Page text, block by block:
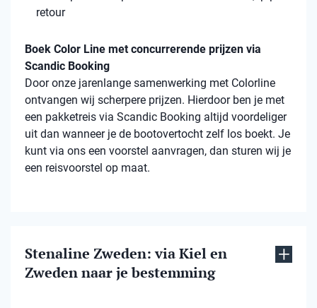
retour
Boek Color Line met concurrerende prijzen via
Scandic Booking
Door onze jarenlange samenwerking met Colorline
ontvangen wij scherpere prijzen. Hierdoor ben je met
een pakketreis via Scandic Booking altijd voordeliger
uit dan wanneer je de bootovertocht zelf los boekt. Je
kunt via ons een voorstel aanvragen, dan sturen wij je
een reisvoorstel op maat.
Stenaline Zweden: via Kiel en
Zweden naar je bestemming